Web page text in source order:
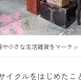
小さな生活雑貨をマーケッ
イクルをはじめたこ